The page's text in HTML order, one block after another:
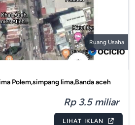
Ruang Usaha
Polem,simpang lima,Banda aceh
Rp 3.5 miliar
LIHAT IKLAN